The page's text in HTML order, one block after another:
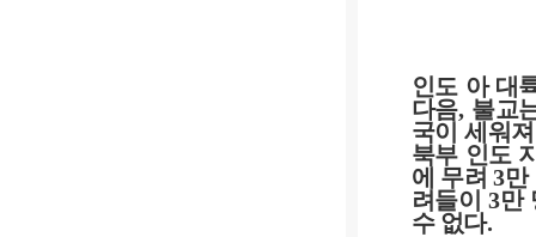
인도 아 대
다음, 불교
국이 세워
북부 인도
에 무려 3만
려들이 3만
수 없다.